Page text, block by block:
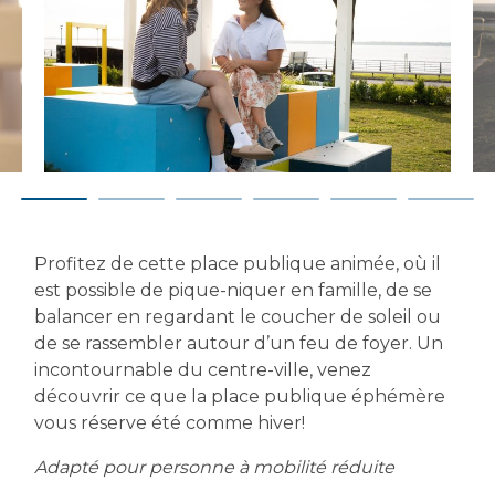
Profitez de cette place publique animée, où il
est possible de pique-niquer en famille, de se
balancer en regardant le coucher de soleil ou
de se rassembler autour d’un feu de foyer. Un
incontournable du centre-ville, venez
découvrir ce que la place publique éphémère
vous réserve été comme hiver!
Adapté pour personne à mobilité réduite